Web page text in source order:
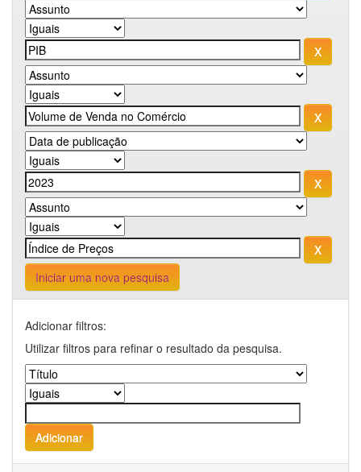
Iniciar uma nova pesquisa
Adicionar filtros:
Utilizar filtros para refinar o resultado da pesquisa.